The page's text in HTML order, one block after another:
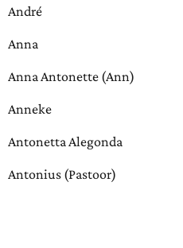
André
Anna
Anna Antonette (Ann)
Anneke
Antonetta Alegonda
Antonius (Pastoor)